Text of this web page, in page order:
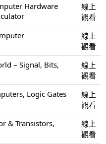
Hardware
線上
觀看
線上
觀看
– Signal, Bits,
線上
觀看
Logic Gates
線上
觀看
& Transistors,
線上
觀看